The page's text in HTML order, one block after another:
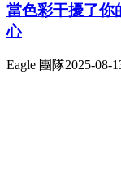
當色彩干擾了你
心
Eagle 團隊2025-08-